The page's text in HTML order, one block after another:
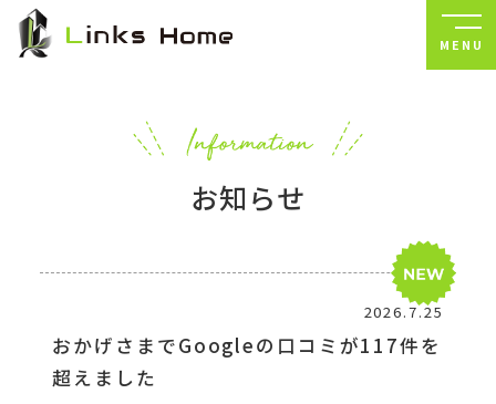
MENU
お知らせ
2026.7.25
おかげさまでGoogleの口コミが117件を
超えました